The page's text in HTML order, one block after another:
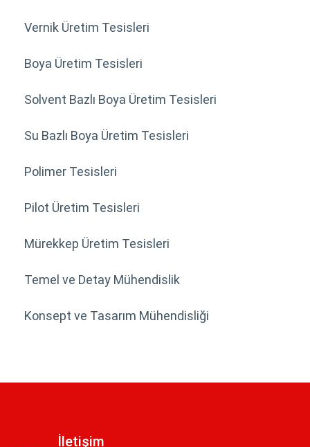
Vernik Üretim Tesisleri
Boya Üretim Tesisleri
Solvent Bazlı Boya Üretim Tesisleri
Su Bazlı Boya Üretim Tesisleri
Polimer Tesisleri
Pilot Üretim Tesisleri
Mürekkep Üretim Tesisleri
Temel ve Detay Mühendislik
Konsept ve Tasarım Mühendisliği
İletişim